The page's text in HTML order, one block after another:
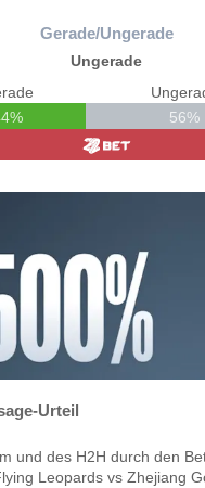
Gerade/Ungerade
Ungerade
56%
Urteil
und des H2H durch den
Leopards vs Zhejiang